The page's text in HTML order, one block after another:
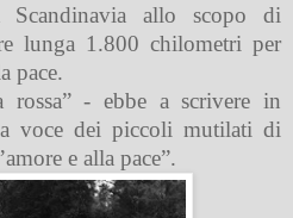
allo scopo di
lunga 1.800 chilometri per
pace.
rossa” - ebbe a scrivere in
voce dei piccoli mutilati di
e alla pace”.